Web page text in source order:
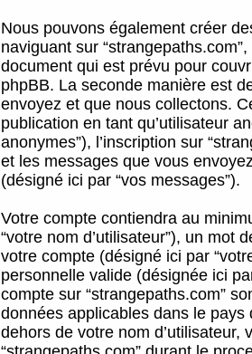
Nous pouvons également créer
naviguant sur
document qui est prévu pour
phpBB. La seconde manière est
envoyez et que nous collectons.
publication en tant qu’utilisateur
anonymes”), l’inscription sur
et les messages que vous
(désigné ici par “vos messages”).
Votre compte contiendra au
“votre nom d’utilisateur”), un mot
votre compte (désigné ici par
personnelle valide (désignée ici
compte sur “strangepaths.com”
données applicables dans le
dehors de votre nom